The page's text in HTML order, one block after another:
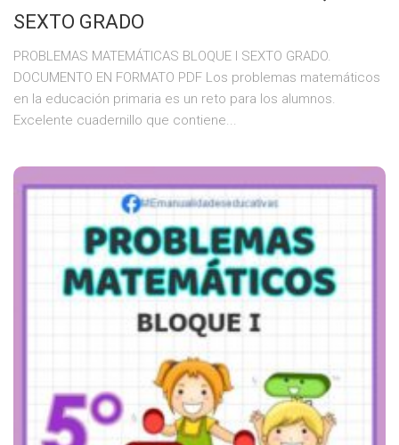
SEXTO GRADO
PROBLEMAS MATEMÁTICAS BLOQUE I SEXTO GRADO.
DOCUMENTO EN FORMATO PDF Los problemas matemáticos
en la educación primaria es un reto para los alumnos.
Excelente cuadernillo que contiene...